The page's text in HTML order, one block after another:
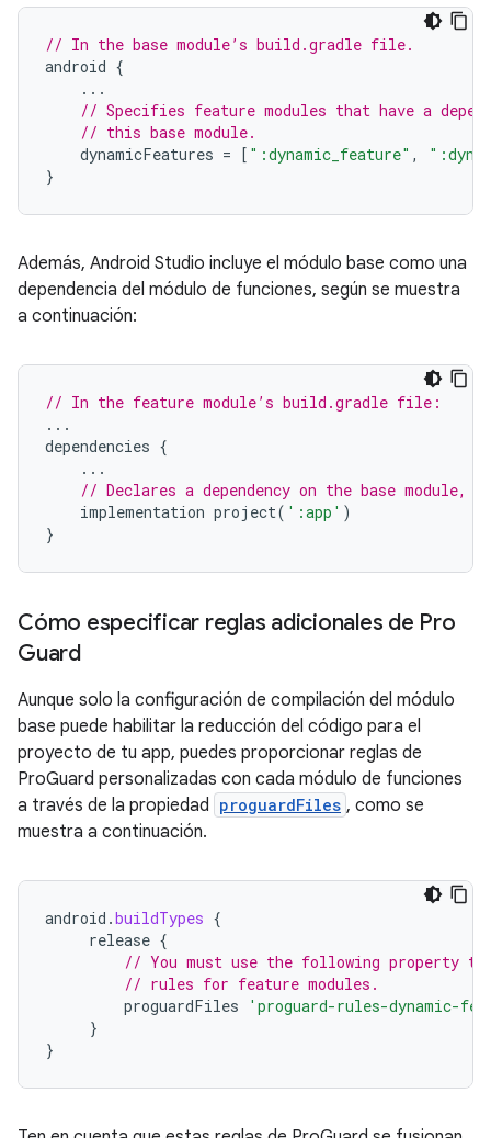
// In the base module’s build.gradle file.
android {
...
// Specifies feature modules that have a
// this base module.
dynamicFeatures = [ ":dynamic_feature" ,
}
Además, Android Studio incluye el módulo base como una
dependencia del módulo de funciones, según se muestra
a continuación:
// In the feature module’s build.gradle file:
...
dependencies {
...
// Declares a dependency on the base module,
implementation project( ':app' )
}
Cómo especificar reglas adicionales de Pro
Guard
Aunque solo la configuración de compilación del módulo
base puede habilitar la reducción del código para el
proyecto de tu app, puedes proporcionar reglas de
ProGuard personalizadas con cada módulo de funciones
a través de la propiedad proguardFiles , como se
muestra a continuación.
android .buildTypes {
release {
// You must use the following property
// rules for feature modules.
proguardFiles
'proguard-rules-dynamic-
}
}